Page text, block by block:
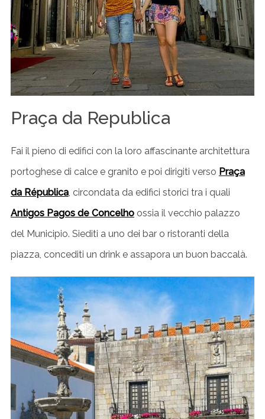
Praça da Republica
Fai il pieno di edifici con la loro affascinante architettura
portoghese di calce e granito e poi dirigiti verso Praça
da Républica, circondata da edifici storici tra i quali
Antigos Pagos de Concelho ossia il vecchio palazzo
del Municipio. Siediti a uno dei bar o ristoranti della
piazza, concediti un drink e assapora un buon baccalà.